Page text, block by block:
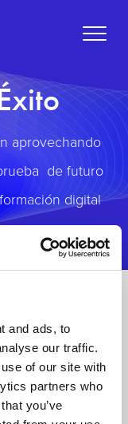
and ads, to
our traffic.
of our site with
partners who
you’ve
Toggle
aprovechando
de futuro
digital